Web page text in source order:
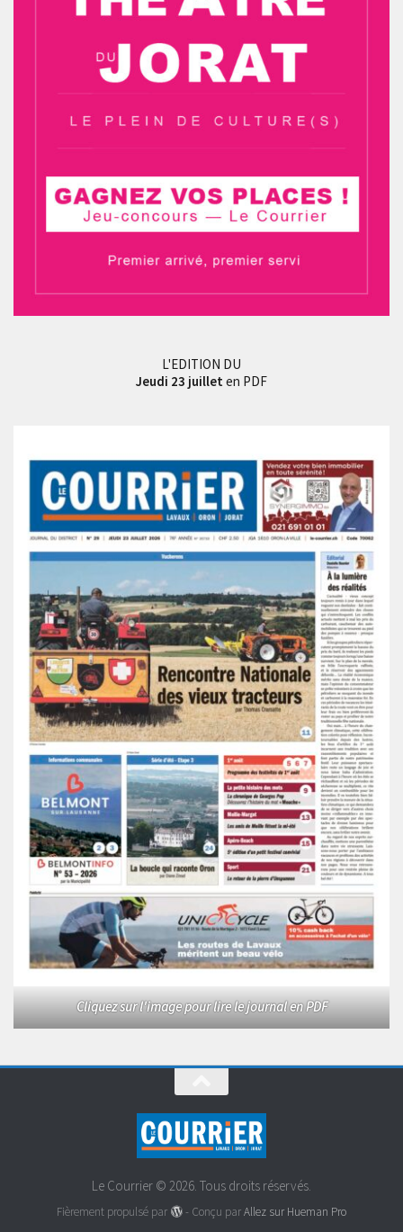
L'EDITION DU
Jeudi 23 juillet en PDF
Cliquez sur l'image pour lire le journal en PDF
Le Courrier © 2026. Tous droits réservés.
Fièrement propulsé par - Conçu parAllez sur Hueman Pro